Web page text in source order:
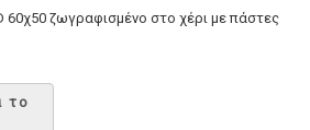
60χ50 ζωγραφισμένο στο χέρι με πάστες